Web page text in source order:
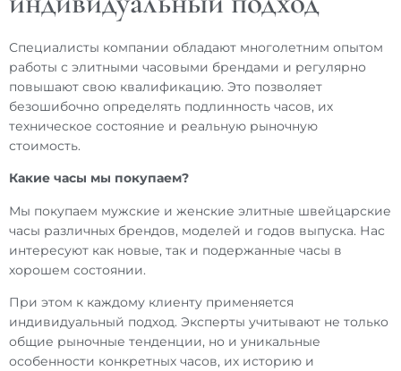
Специалисты компании обладают многолетним опытом
работы с элитными часовыми брендами и регулярно
повышают свою квалификацию. Это позволяет
безошибочно определять подлинность часов, их
техническое состояние и реальную рыночную
стоимость.
Какие часы мы покупаем?
Мы покупаем мужские и женские элитные швейцарские
часы различных брендов, моделей и годов выпуска. Нас
интересуют как новые, так и подержанные часы в
хорошем состоянии.
При этом к каждому клиенту применяется
индивидуальный подход. Эксперты учитывают не только
общие рыночные тенденции, но и уникальные
особенности конкретных часов, их историю и